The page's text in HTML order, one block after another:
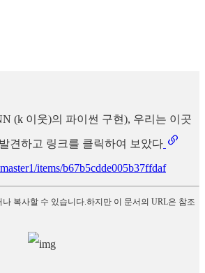
(k 이웃)의 파이썬 구현), 우리는 이곳
견하고 링크를 클릭하여 보았다
items/b67b5cdde005b37ffdaf
복사할 수 있습니다.하지만 이 문서의 URL은 참조